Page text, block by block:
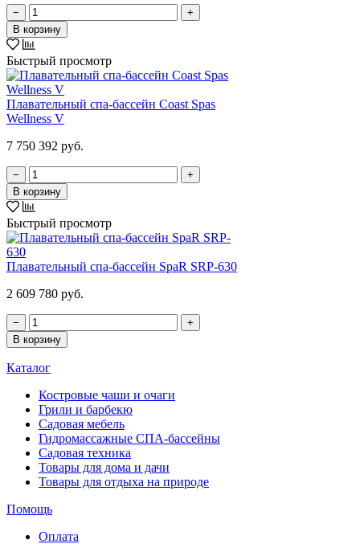
−
+
В корзину
Быстрый просмотр
Плавательный спа-бассейн Coast Spas
Wellness V
7 750 392 руб.
−
+
В корзину
Быстрый просмотр
Плавательный спа-бассейн SpaR SRP-630
2 609 780 руб.
−
+
В корзину
Каталог
Костровые чаши и очаги
Грили и барбекю
Садовая мебель
Гидромассажные СПА-бассейны
Садовая техника
Товары для дома и дачи
Товары для отдыха на природе
Помощь
Оплата